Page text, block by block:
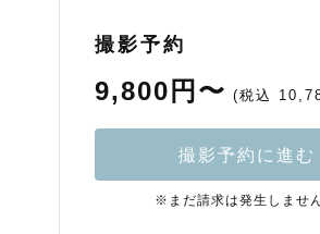
撮影予約
9,800円〜 (税込
撮影予約に進む
※まだ請求は発生しません